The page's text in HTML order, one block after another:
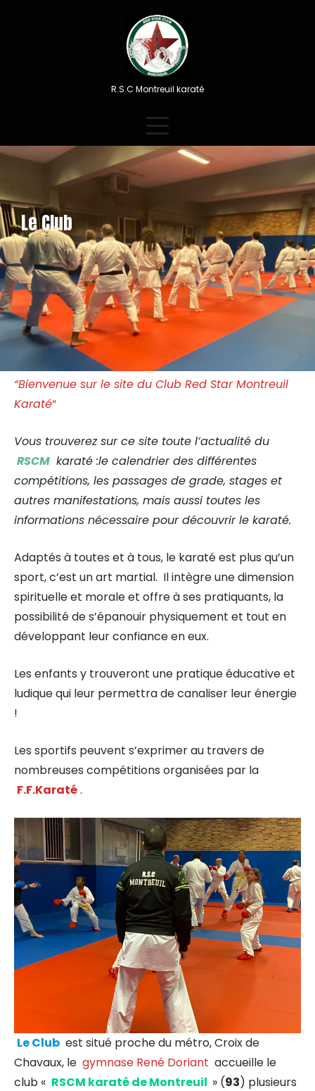
R.S.C Montreuil karaté
Le Club
“Bienvenue sur le site du Club Red Star Montreuil
Karaté“
Vous trouverez sur ce site toute l’actualité du
RSCM karaté :le calendrier des différentes
compétitions, les passages de grade, stages et
autres manifestations, mais aussi toutes les
informations nécessaire pour découvrir le karaté.
Adaptés à toutes et à tous, le karaté est plus qu’un
sport, c’est un art martial. Il intègre une dimension
spirituelle et morale et offre à ses pratiquants, la
possibilité de s’épanouir physiquement et tout en
développant leur confiance en eux.
Les enfants y trouveront une pratique éducative et
ludique qui leur permettra de canaliser leur énergie
!
Les sportifs peuvent s’exprimer au travers de
nombreuses compétitions organisées par la
F.F.Karaté.
Le Club est situé proche du métro, Croix de
Chavaux, le gymnase René Doriant accueille le
club « RSCM karaté de Montreuil » (93) plusieurs